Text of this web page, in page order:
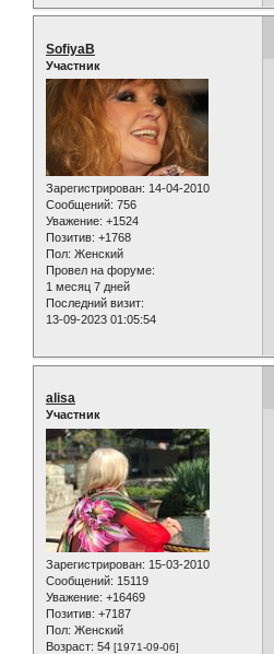
SofiyaB
Участник
Зарегистрирован: 14-04-2010
Сообщений: 756
Уважение: +1524
Позитив: +1768
Пол: Женский
Провел на форуме:
1 месяц 7 дней
Последний визит:
13-09-2023 01:05:54
alisa
Участник
Зарегистрирован: 15-03-2010
Сообщений: 15119
Уважение: +16469
Позитив: +7187
Пол: Женский
Возраст: 54 [1971-09-06]